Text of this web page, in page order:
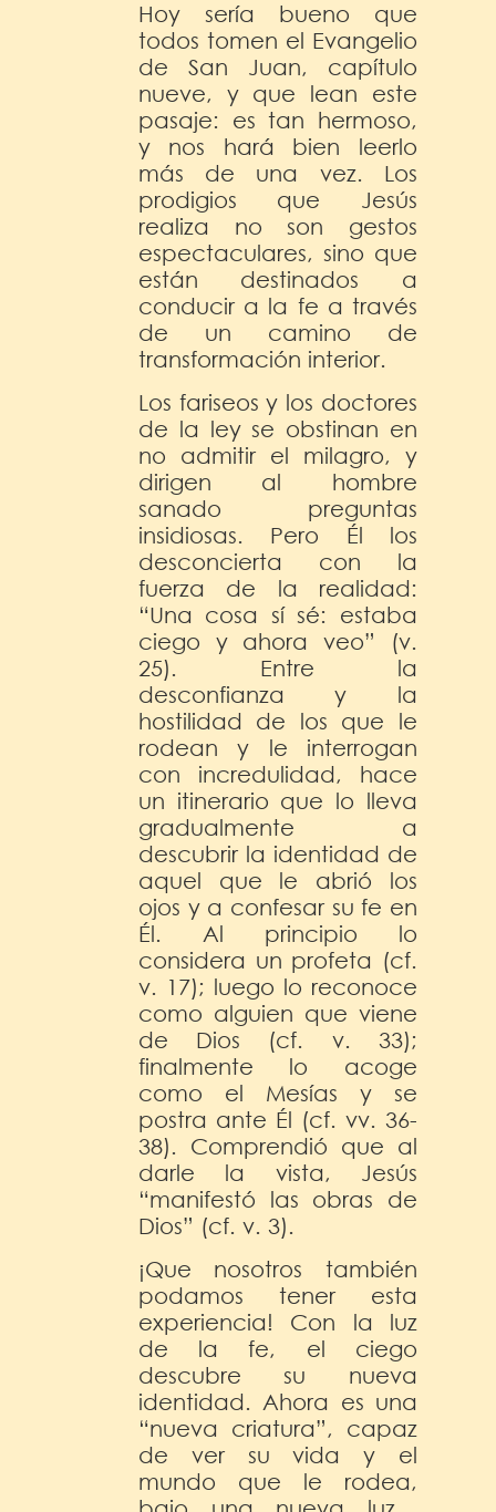
Hoy sería bueno que
todos tomen el Evangelio
de San Juan, capítulo
nueve, y que lean este
pasaje: es tan hermoso,
y nos hará bien leerlo
más de una vez. Los
prodigios que Jesús
realiza no son gestos
espectaculares, sino que
están destinados a
conducir a la fe a través
de un camino de
transformación interior.
Los fariseos y los doctores
de la ley se obstinan en
no admitir el milagro, y
dirigen al hombre
sanado preguntas
insidiosas. Pero Él los
desconcierta con la
fuerza de la realidad:
“Una cosa sí sé: estaba
ciego y ahora veo” (v.
25). Entre la
desconfianza y la
hostilidad de los que le
rodean y le interrogan
con incredulidad, hace
un itinerario que lo lleva
gradualmente a
descubrir la identidad de
aquel que le abrió los
ojos y a confesar su fe en
Él. Al principio lo
considera un profeta (cf.
v. 17); luego lo reconoce
como alguien que viene
de Dios (cf. v. 33);
finalmente lo acoge
como el Mesías y se
postra ante Él (cf. vv. 36-
38). Comprendió que al
darle la vista, Jesús
“manifestó las obras de
Dios” (cf. v. 3).
¡Que nosotros también
podamos tener esta
experiencia! Con la luz
de la fe, el ciego
descubre su nueva
identidad. Ahora es una
“nueva criatura”, capaz
de ver su vida y el
mundo que le rodea,